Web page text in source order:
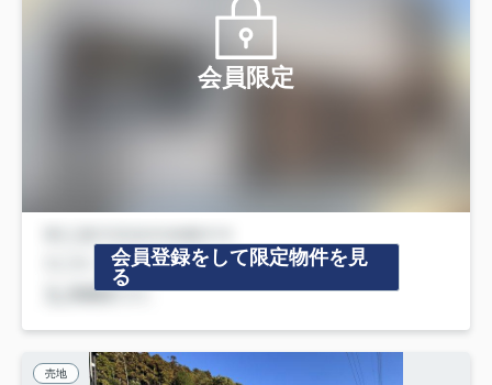
会員限定
会員登録をして限定物件を見
る
売地